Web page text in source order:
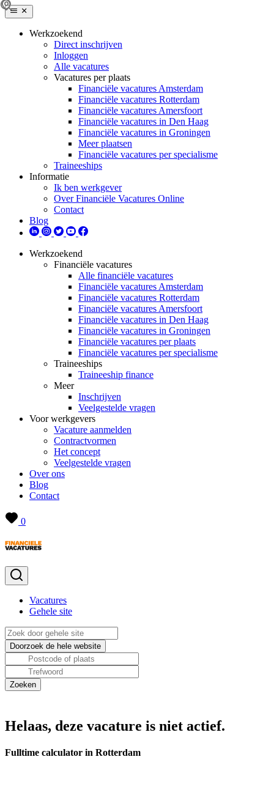
Werkzoekend
Direct inschrijven
Inloggen
Alle vacatures
Vacatures per plaats
Financiële vacatures Amsterdam
Financiële vacatures Rotterdam
Financiële vacatures Amersfoort
Financiële vacatures in Den Haag
Financiële vacatures in Groningen
Meer plaatsen
Financiële vacatures per specialisme
Traineeships
Informatie
Ik ben werkgever
Over Financiële Vacatures Online
Contact
Blog
Werkzoekend
Financiële vacatures
Alle financiële vacatures
Financiële vacatures Amsterdam
Financiële vacatures Rotterdam
Financiële vacatures Amersfoort
Financiële vacatures in Den Haag
Financiële vacatures in Groningen
Financiële vacatures per plaats
Financiële vacatures per specialisme
Traineeships
Traineeship finance
Meer
Inschrijven
Veelgestelde vragen
Voor werkgevers
Vacature aanmelden
Contractvormen
Het concept
Veelgestelde vragen
Over ons
Blog
Contact
0
Vacatures
Gehele site
Helaas, deze vacature is niet actief.
Fulltime calculator in Rotterdam